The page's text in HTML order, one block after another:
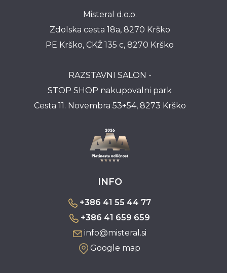
Misteral d.o.o.
Zdolska cesta 18a, 8270 Krško
PE Krško, CKŽ 135 c, 8270 Krško
RAZSTAVNI SALON -
STOP SHOP nakupovalni park
Cesta 11. Novembra 53+54, 8273 Krško
INFO
+386 41 55 44 77
+386 41 659 659
info@misteral.si
Google map